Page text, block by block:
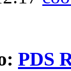
PDS